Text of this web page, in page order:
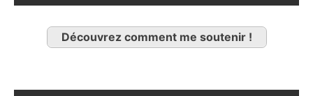
Découvrez comment me soutenir !